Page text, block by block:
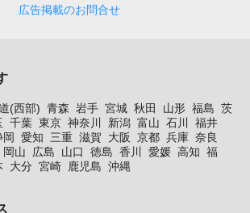
広告掲載のお問合せ
(西部) 青森 岩手 宮城 秋田 山形 福島 茨
千葉 東京 神奈川 新潟 富山 石川
福井
岡 愛知 三重 滋賀 大阪 京都 兵庫 奈良
岡山 広島 山口 徳島 香川 愛媛 高知 福
大分 宮崎 鹿児島 沖縄